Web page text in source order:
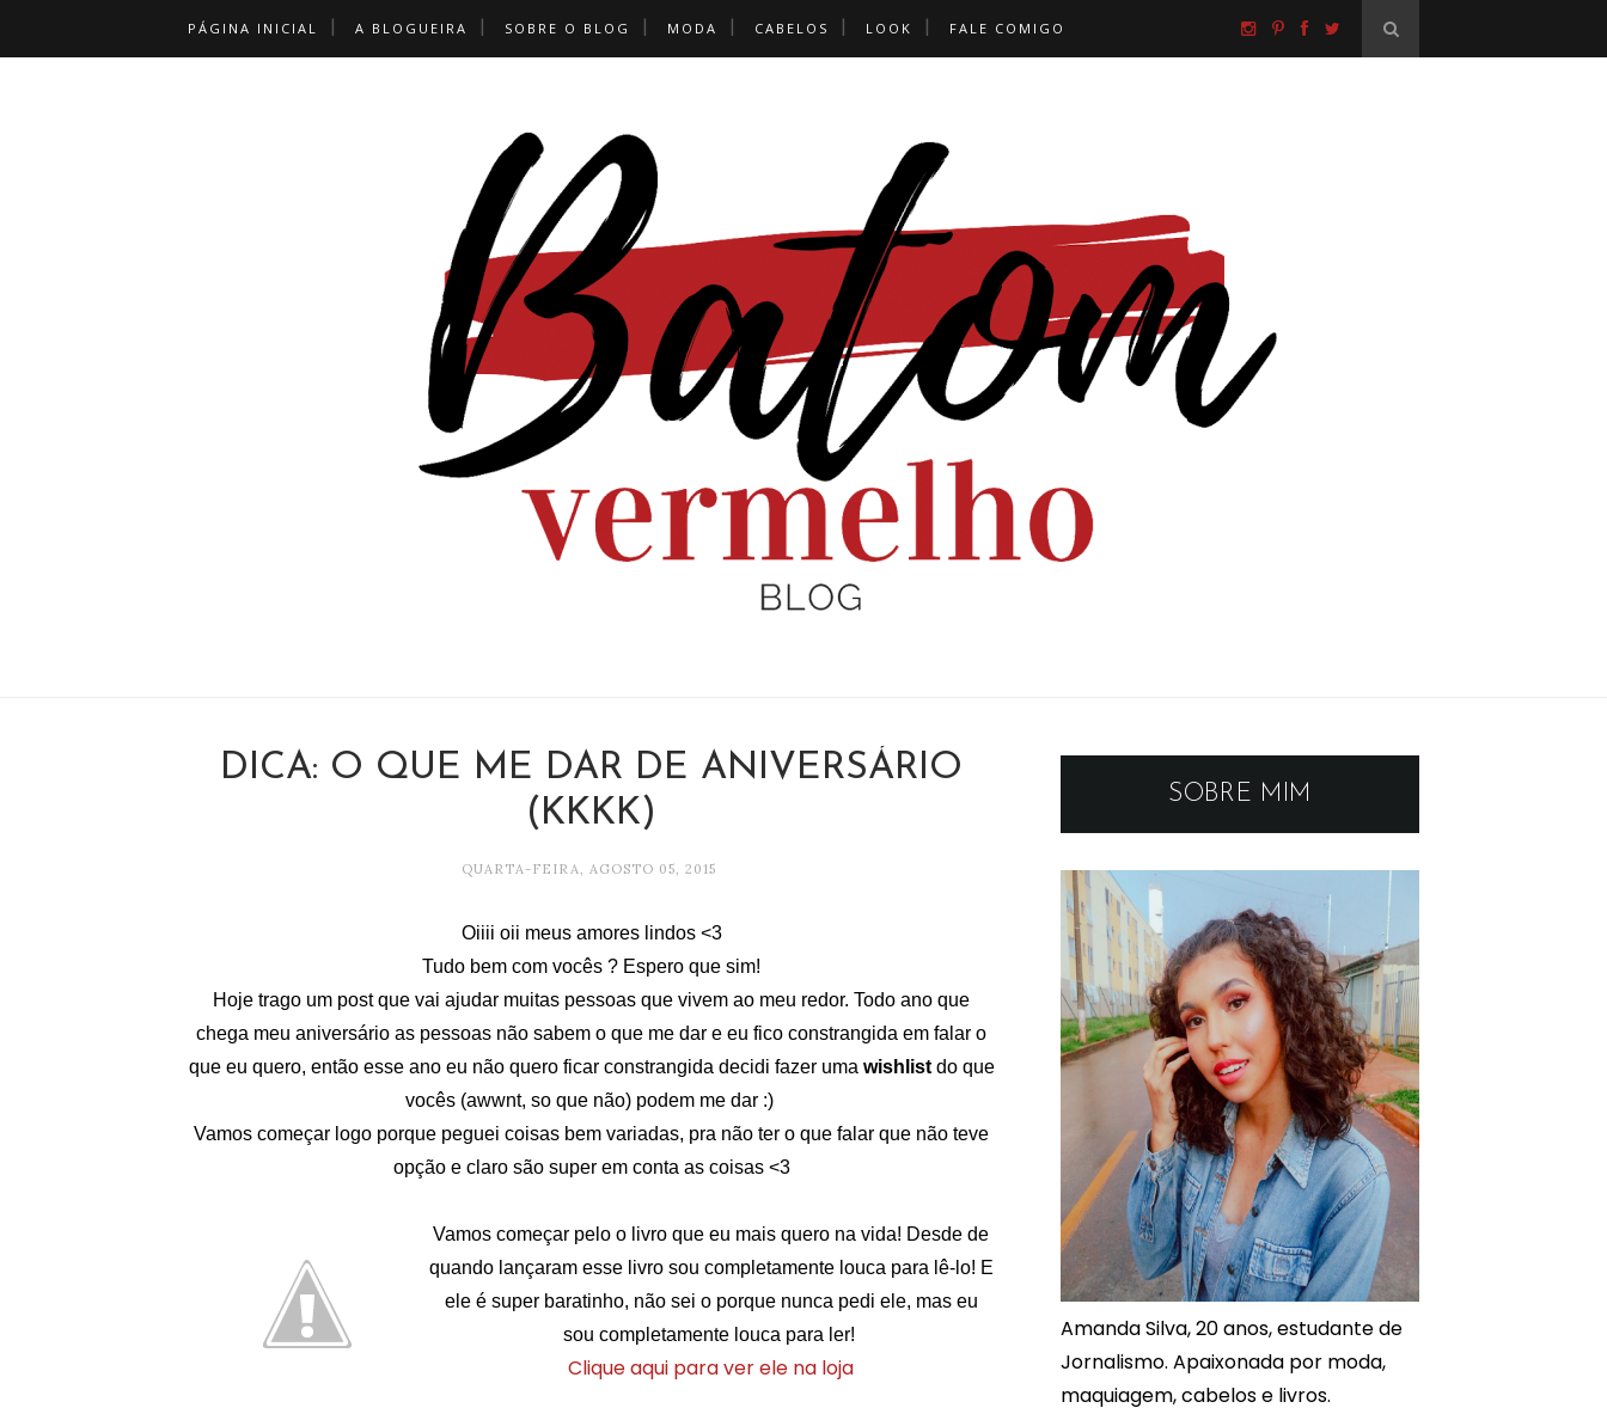
PÁGINA INICIAL A BLOGUEIRA SOBRE O BLOG MODA CABELOS LOOK FALE COMIGO
DICA: O QUE ME DAR DE ANIVERSÁRIO
(KKKK)
QUARTA-FEIRA, AGOSTO 05, 2015
Oiiii oii meus amores lindos <3
Tudo bem com vocês ? Espero que sim!
Hoje trago um post que vai ajudar muitas pessoas que vivem ao meu redor. Todo ano que
chega meu aniversário as pessoas não sabem o que me dar e eu fico constrangida em falar o
que eu quero, então esse ano eu não quero ficar constrangida decidi fazer uma wishlistdo que
vocês (awwnt, so que não) podem me dar :)
Vamos começar logo porque peguei coisas bem variadas, pra não ter o que falar que não teve
opção e claro são super em conta as coisas <3
Vamos começar pelo o livro que eu mais quero na vida! Desde de
quando lançaram esse livro sou completamente louca para lê-lo! E
ele é super baratinho, não sei o porque nunca pedi ele, mas eu
sou completamente louca para ler!
Clique aqui para ver ele na loja
SOBRE MIM
Amanda Silva, 20 anos, estudante de
Jornalismo. Apaixonada por moda,
maquiagem, cabelos e livros.